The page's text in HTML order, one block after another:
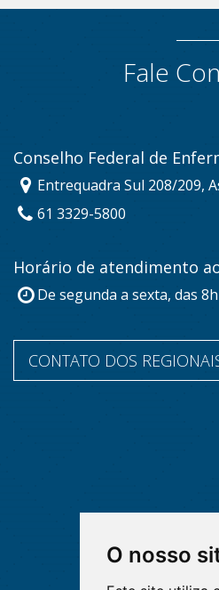
O nosso
Fale
Conselho Federal de
Entrequadra Sul 208/209,
61 3329-5800
Horário de atendimento
De segunda a sexta, das
CONTATO DOS